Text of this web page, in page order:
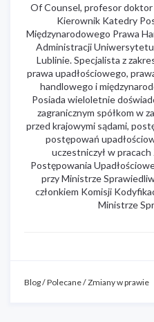
Of Counsel, profesor
Kierownik Katedry
Międzynarodowego Prawa
Administracji
Lublinie. Specjalista z
prawa upadłościowego,
handlowego i
Posiada wieloletnie
zagranicznym spółkom w
przed krajowymi sądami,
postępowań
uczestniczył w
Postępowania
przy Ministrze
członkiem Komisji
Ministrze
Blog/Polecane/Zmiany w prawie